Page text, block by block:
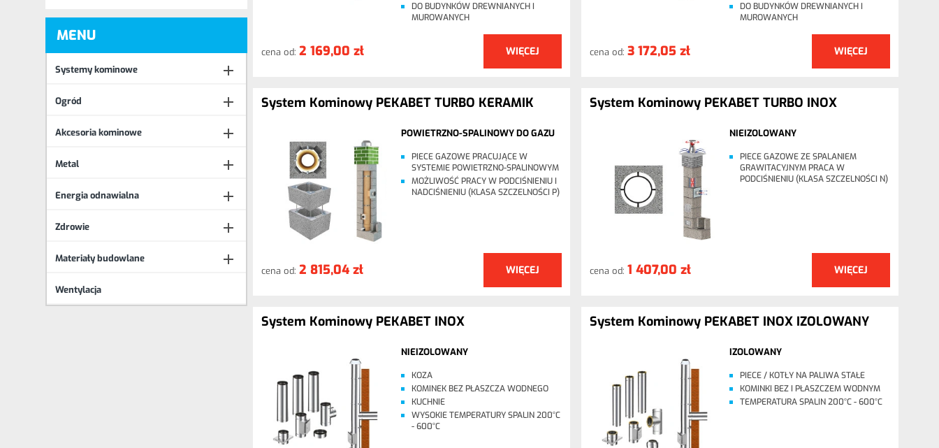
MENU
Systemy kominowe 
Ogród 
Akcesoria kominowe 
Metal 
Energia odnawialna 
Zdrowie 
Materiały budowlane 
Wentylacja
DO BUDYNKÓW DREWNIANYCH I
MUROWANYCH
cena od: 2 169,00 zł WIĘCEJ
DO BUDYNKÓW DREWNIANYCH I
MUROWANYCH
cena od: 3 172,05 zł WIĘCEJ
System Kominowy PEKABET TURBO KERAMIK
POWIETRZNO-SPALINOWY DO GAZU
PIECE GAZOWE PRACUJĄCE W
SYSTEMIE POWIETRZNO-SPALINOWYM
MOŻLIWOŚĆ PRACY W PODCIŚNIENIU I
NADCIŚNIENIU (KLASA SZCZELNOŚCI P)
cena od: 2 815,04 zł WIĘCEJ
System Kominowy PEKABET TURBO INOX
NIEIZOLOWANY
PIECE GAZOWE ZE SPALANIEM
GRAWITACYJNYM PRACA W
PODCIŚNIENIU (KLASA SZCZELNOŚCI N)
cena od: 1 407,00 zł WIĘCEJ
System Kominowy PEKABET INOX
NIEIZOLOWANY
KOZA
KOMINEK BEZ PŁASZCZA WODNEGO
KUCHNIE
WYSOKIE TEMPERATURY SPALIN 200°C
- 600°C
System Kominowy PEKABET INOX IZOLOWANY
IZOLOWANY
PIECE / KOTŁY NA PALIWA STAŁE
KOMINKI BEZ I PŁASZCZEM WODNYM
TEMPERATURA SPALIN 200°C - 600°C